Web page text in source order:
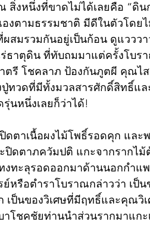
สิ่งหนึ่งที่ขาดไม่ได้เลยคือ “ดิ
องตามธรรมชาติ มีดีในตัวโด
สมรวมกันอยู่เป็นก้อน ดูแววว
ธาตุดิน ที่ทับถมมาแต่ครั้งโบร
ตรี โชคลาภ ป้องกันภูตผี คุณไ
ทวดที่มีทั้งมวลสารศักดิ์สิทธิ์แล
นหนึ่งเลยก็ว่าได้!
ดตาเนื้อผงไม้โพธิ์รอดคุก แล
ปิดตาภควัมปติ แกะจากรากไ
งทะลุรอดออกมาด้านนอกกำแ
หรือตำราโบราณกล่าวว่า เป็
เป็นของวิเศษที่มีฤทธิ์และคุณวิ
โชคชัยท่านนำส่วนรากมาแกะ